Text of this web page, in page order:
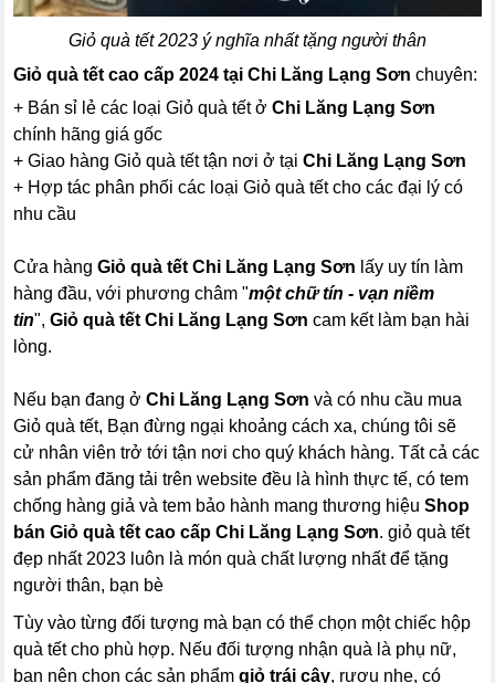
Giỏ quà tết 2023 ý nghĩa nhất tặng người thân
Giỏ quà tết cao cấp 2024 tại Chi Lăng Lạng Sơnchuyên:
+ Bán sỉ lẻ các loại Giỏ quà tết ởChi Lăng Lạng Sơn
chính hãng giá gốc
+ Giao hàng Giỏ quà tết tận nơi ở tạiChi Lăng Lạng Sơn
+ Hợp tác phân phối các loại Giỏ quà tết cho các đại lý có
nhu cầu
Cửa hàngGiỏ quà tết Chi Lăng Lạng Sơn lấy uy tín làm
hàng đầu, với phương châm "một chữ tín - vạn niềm
tin",Giỏ quà tết Chi Lăng Lạng Sơn cam kết làm bạn hài
lòng.
Nếu bạn đang ởChi Lăng Lạng Sơn và có nhu cầu mua
Giỏ quà tết, Bạn đừng ngại khoảng cách xa, chúng tôi sẽ
cử nhân viên trở tới tận nơi cho quý khách hàng. Tất cả các
sản phẩm đăng tải trên website đều là hình thực tế, có tem
chống hàng giả và tem bảo hành mang thương hiệuShop
bán Giỏ quà tết cao cấp Chi Lăng Lạng Sơn. giỏ quà tết
đẹp nhất 2023 luôn là món quà chất lượng nhất để tặng
người thân, bạn bè
Tùy vào từng đối tượng mà bạn có thể chọn một chiếc hộp
quà tết cho phù hợp. Nếu đối tượng nhận quà là phụ nữ,
bạn nên chọn các sản phẩmgiỏ trái cây, rượu nhẹ, có